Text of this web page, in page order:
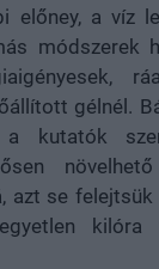
előney, a víz
módszerek
gélnél.
a kutatók
azt se